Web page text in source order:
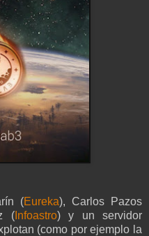
(Eureka), Carlos Pazos
(Infoastro) y un servidor
(como por ejemplo la